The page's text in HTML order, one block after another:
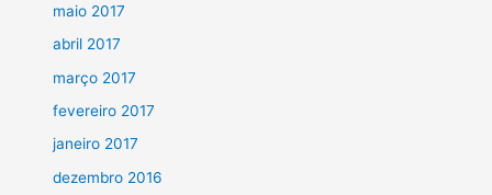
maio 2017
abril 2017
março 2017
fevereiro 2017
janeiro 2017
dezembro 2016